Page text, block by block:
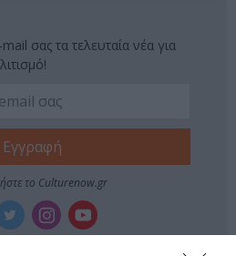
σας τα τελευταία νέα για
το Culturenow.gr